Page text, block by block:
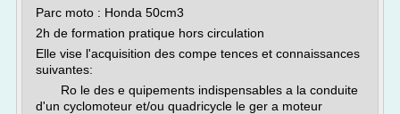
Parc moto : Honda 50cm3
2h de formation pratique hors circulation
Elle vise l'acquisition des compe tences et connaissances
suivantes:
Ro le des e quipements indispensables a la conduite
d'un cyclomoteur et/ou quadricycle le ger a moteur